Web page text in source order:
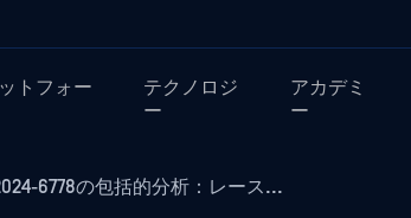
トフォー
テクノロジ
ー
アカデミ
ー
6778の包括的分析：レース...